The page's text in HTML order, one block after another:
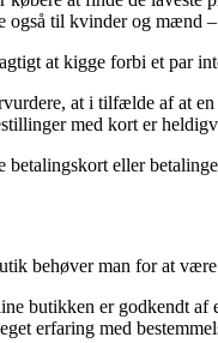
til kvinder og mænd
at kigge forbi et par
at i tilfælde af at
med kort er
eller
behøver man for at
butikken er godkendt af
erfaring med